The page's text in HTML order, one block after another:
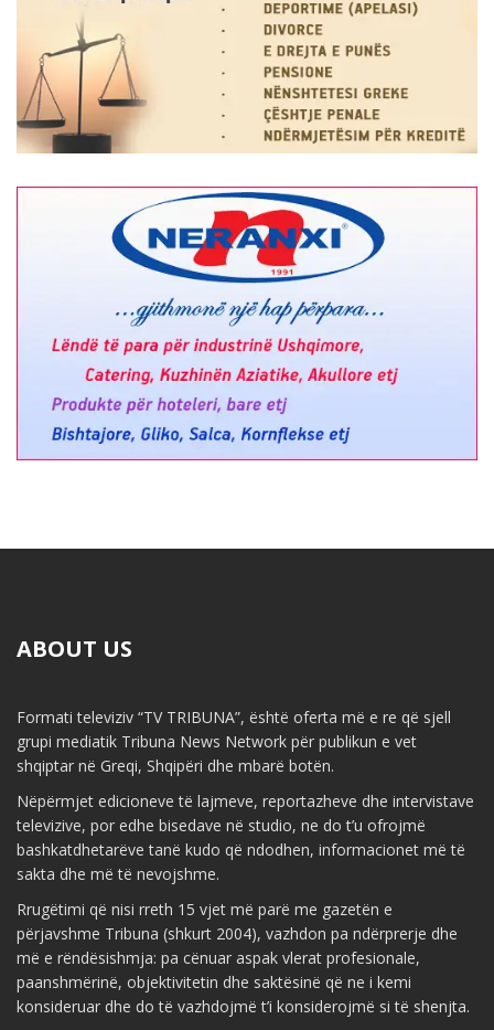
ABOUT US
Formati televiziv “TV TRIBUNA”, është oferta më e re që sjell
grupi mediatik Tribuna News Network për publikun e vet
shqiptar në Greqi, Shqipëri dhe mbarë botën.
Nëpërmjet edicioneve të lajmeve, reportazheve dhe intervistave
televizive, por edhe bisedave në studio, ne do t’u ofrojmë
bashkatdhetarëve tanë kudo që ndodhen, informacionet më të
sakta dhe më të nevojshme.
Rrugëtimi që nisi rreth 15 vjet më parë me gazetën e
përjavshme Tribuna (shkurt 2004), vazhdon pa ndërprerje dhe
më e rëndësishmja: pa cënuar aspak vlerat profesionale,
paanshmërinë, objektivitetin dhe saktësinë që ne i kemi
konsideruar dhe do të vazhdojmë t’i konsiderojmë si të shenjta.